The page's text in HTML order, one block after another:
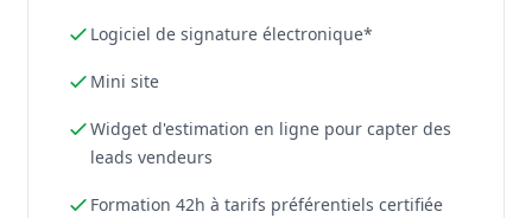
Logiciel de signature électronique*
Mini site
Widget d'estimation en ligne pour capter des
leads vendeurs
Formation 42h à tarifs préférentiels certifiée